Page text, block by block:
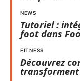
NEWS
Tutoriel :
foot dans
FITNESS
Découvrez